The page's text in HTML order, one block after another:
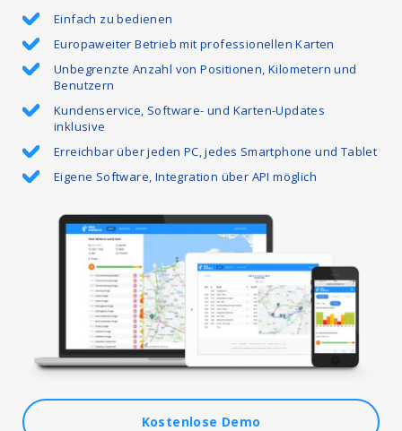
Kostenlose Demo
Einfach zu bedienen
Europaweiter Betrieb mit professionellen Karten
Unbegrenzte Anzahl von Positionen, Kilometern und
Benutzern
Kundenservice, Software- und Karten-Updates
inklusive
Erreichbar über jeden PC, jedes Smartphone und Tablet
Eigene Software, Integration über API möglich